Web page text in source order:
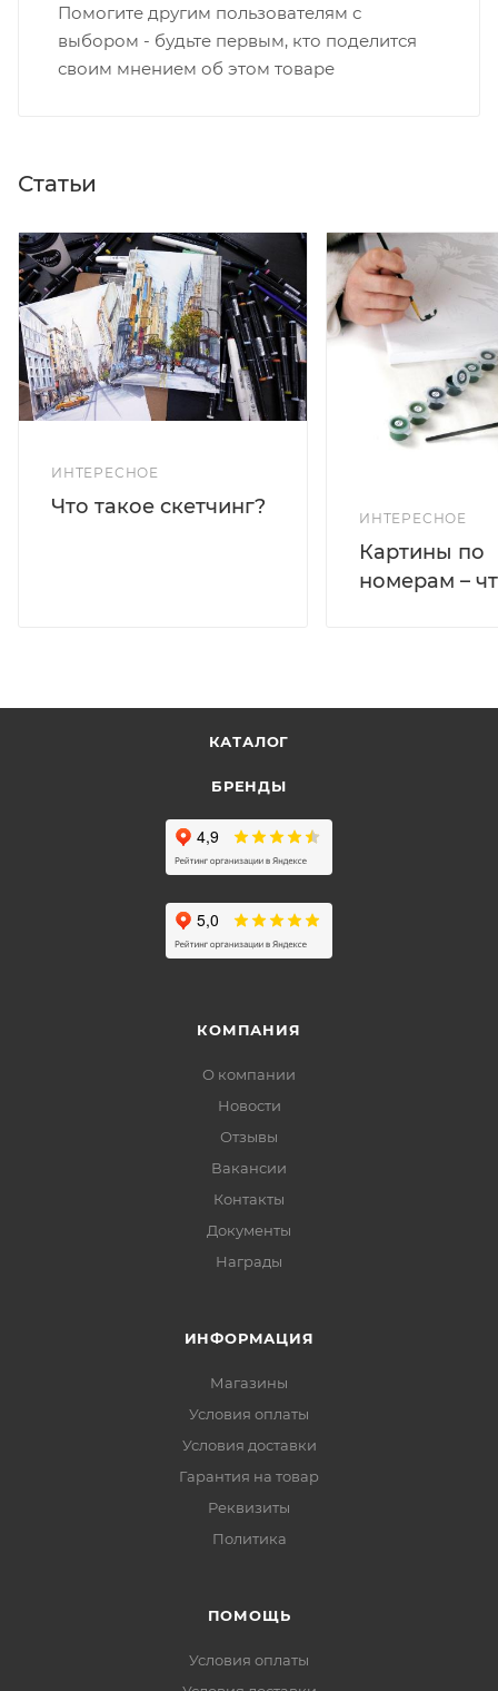
Помогите другим пользователям с
выбором - будьте первым, кто поделится
своим мнением об этом товаре
Статьи
ИНТЕРЕСНОЕ
Что такое скетчинг?
ИНТЕРЕСНОЕ
Картины по
номерам –
КАТАЛОГ
БРЕНДЫ
КОМПАНИЯ
О компании
Новости
Отзывы
Вакансии
Контакты
Документы
Награды
ИНФОРМАЦИЯ
Магазины
Условия оплаты
Условия доставки
Гарантия на товар
Реквизиты
Политика
ПОМОЩЬ
Условия оплаты